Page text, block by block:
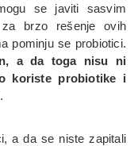
se javiti sasvim
brzo rešenje ovih
pominju se probiotici.
a da toga nisu ni
koriste probiotike i
.
a da se niste zapitali